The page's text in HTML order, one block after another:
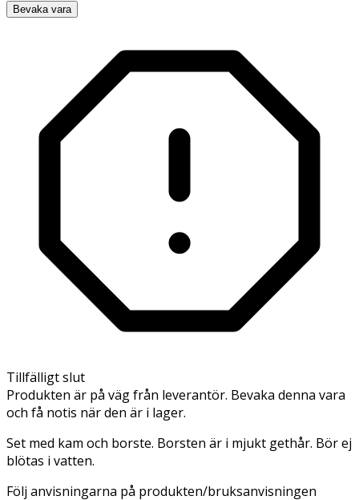
Bevaka vara
Tillfälligt slut
Produkten är på väg från leverantör. Bevaka denna vara
och få notis när den är i lager.
Set med kam och borste. Borsten är i mjukt gethår. Bör ej
blötas i vatten.
Följ anvisningarna på produkten/bruksanvisningen